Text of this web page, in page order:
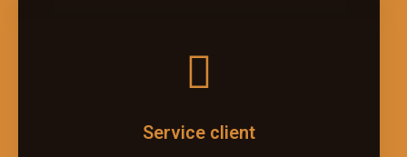
Service client